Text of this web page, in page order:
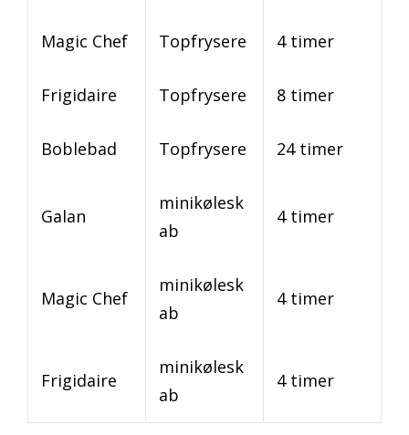
Magic Chef Topfrysere 4 timer
Frigidaire Topfrysere 8 timer
Boblebad Topfrysere 24 timer
Galan
minikølesk
ab
4 timer
Magic Chef
minikølesk
ab
4 timer
Frigidaire
minikølesk
ab
4 timer